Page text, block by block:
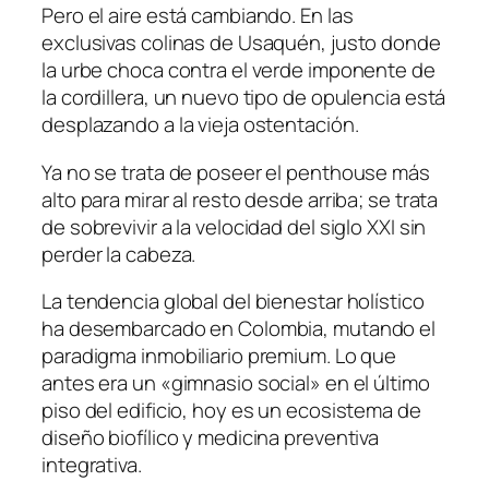
Pero el aire está cambiando. En las
exclusivas colinas de Usaquén, justo donde
la urbe choca contra el verde imponente de
la cordillera, un nuevo tipo de opulencia está
desplazando a la vieja ostentación.
Ya no se trata de poseer el penthouse más
alto para mirar al resto desde arriba; se trata
de sobrevivir a la velocidad del siglo XXI sin
perder la cabeza.
La tendencia global del bienestar holístico
ha desembarcado en Colombia, mutando el
paradigma inmobiliario premium. Lo que
antes era un «gimnasio social» en el último
piso del edificio, hoy es un ecosistema de
diseño biofílico y medicina preventiva
integrativa.